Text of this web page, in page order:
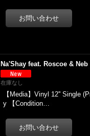
Na'Shay feat. Roscoe &
在庫なし
【Media】Vinyl 12'' Single
y 【Condition…